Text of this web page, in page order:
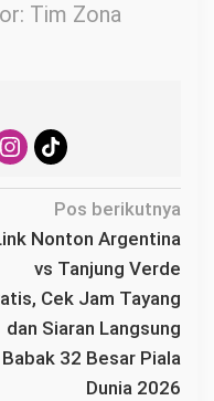
Tim Zona
Pos berikutnya
Nonton Argentina
vs Tanjung Verde
Cek Jam Tayang
dan Siaran Langsung
Babak 32 Besar Piala
Dunia 2026